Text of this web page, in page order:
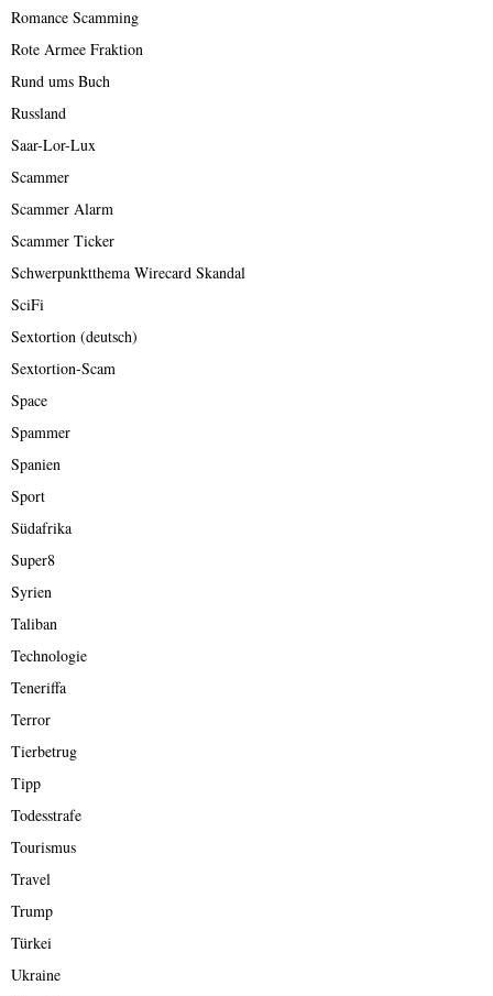
Romance Scamming
Rote Armee Fraktion
Rund ums Buch
Russland
Saar-Lor-Lux
Scammer
Scammer Alarm
Scammer Ticker
Schwerpunktthema Wirecard Skandal
SciFi
Sextortion (deutsch)
Sextortion-Scam
Space
Spammer
Spanien
Sport
Südafrika
Super8
Syrien
Taliban
Technologie
Teneriffa
Terror
Tierbetrug
Tipp
Todesstrafe
Tourismus
Travel
Trump
Türkei
Ukraine